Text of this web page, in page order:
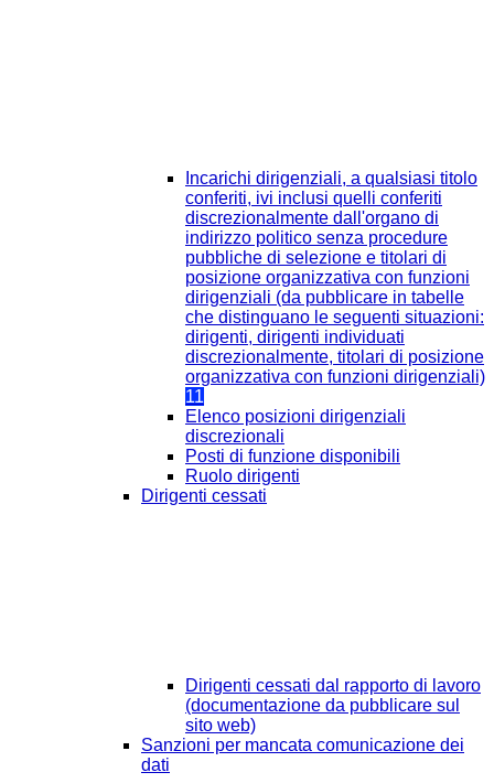
Incarichi dirigenziali, a qualsiasi titolo
conferiti, ivi inclusi quelli conferiti
discrezionalmente dall'organo di
indirizzo politico senza procedure
pubbliche di selezione e titolari di
posizione organizzativa con funzioni
dirigenziali (da pubblicare in tabelle
che distinguano le seguenti situazioni:
dirigenti, dirigenti individuati
discrezionalmente, titolari di posizione
organizzativa con funzioni dirigenziali)
11
Elenco posizioni dirigenziali
discrezionali
Posti di funzione disponibili
Ruolo dirigenti
Dirigenti cessati
Dirigenti cessati dal rapporto di lavoro
(documentazione da pubblicare sul
sito web)
Sanzioni per mancata comunicazione dei
dati